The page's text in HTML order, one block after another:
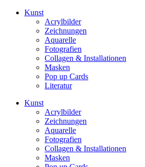
Kunst
Acrylbilder
Zeichnungen
Aquarelle
Fotografien
Collagen & Installationen
Masken
Pop up Cards
Literatur
Kunst
Acrylbilder
Zeichnungen
Aquarelle
Fotografien
Collagen & Installationen
Masken